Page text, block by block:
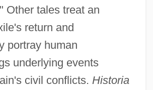
Other tales treat an
return and
portray human
underlying events
civil conflicts. Historia